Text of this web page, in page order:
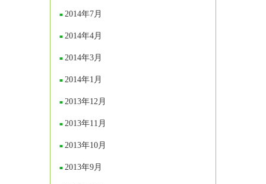
2014年7月
2014年4月
2014年3月
2014年1月
2013年12月
2013年11月
2013年10月
2013年9月